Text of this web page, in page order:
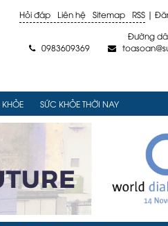
Hỏi đáp Liên hệ Sitemap RSS|
Đường
 0983609369 
SỨC KHỎE THỜI NAY